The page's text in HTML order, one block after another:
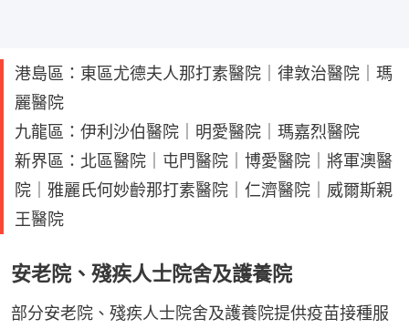
港島區：東區尤德夫人那打素醫院｜律敦治醫院｜瑪
麗醫院
九龍區：伊利沙伯醫院｜明愛醫院｜瑪嘉烈醫院
新界區：北區醫院｜屯門醫院｜博愛醫院｜將軍澳醫
院｜雅麗氏何妙齡那打素醫院｜仁濟醫院｜威爾斯親
王醫院
安老院、殘疾人士院舍及護養院
部分安老院、殘疾人士院舍及護養院提供疫苗接種服